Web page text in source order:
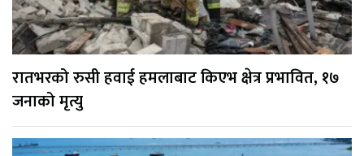
रातभरको रुसी हवाई हमलाबाट किएभ क्षेत्र प्रभावित, १७
जनाको मृत्यु